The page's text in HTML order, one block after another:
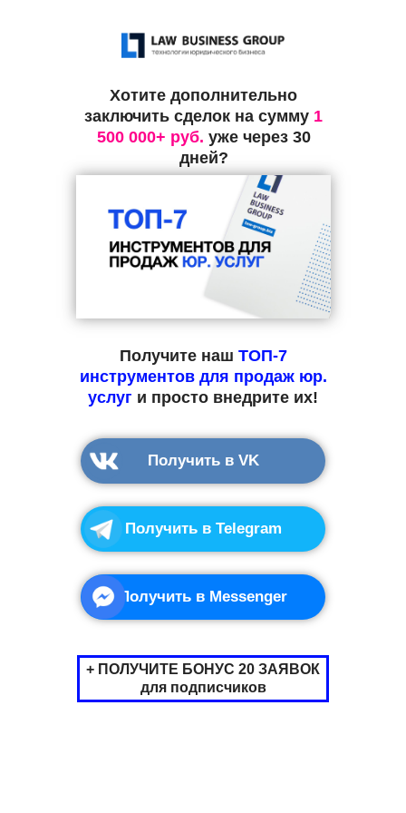
Хотите дополнительно
заключить сделок на сумму 1
500 000+ руб. уже через 30
дней?
Получите наш ТОП-7
инструментов для продаж юр.
услуг и просто внедрите их!
Получить в Telegram
Получить в VK
Получить в Messenger
+ ПОЛУЧИТЕ БОНУС 20 ЗАЯВОК
для подписчиков